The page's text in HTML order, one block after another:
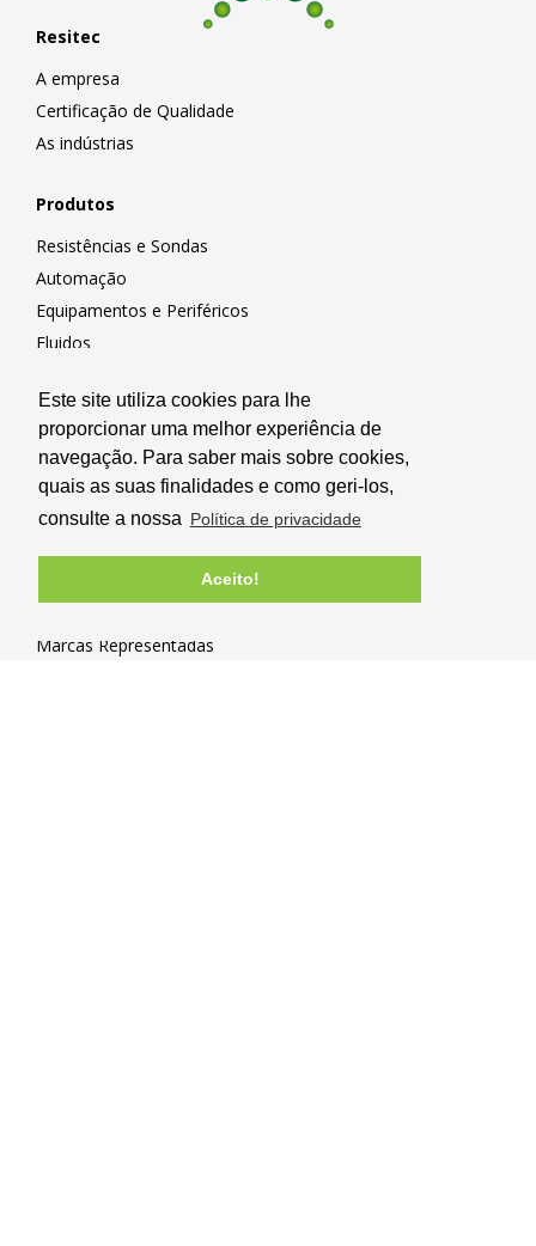
Este site utiliza cookies para lhe
proporcionar uma melhor experiência de
navegação. Para saber mais sobre cookies,
quais as suas finalidades e como geri-los,
consulte a nossa Política de privacidade
Aceito!
Resitec
A empresa
Certificação de Qualidade
As indústrias
Produtos
Resistências e Sondas
Automação
Equipamentos e Periféricos
Fluidos
Novidades e Promoções
Promoções
Serviços de Manutenção
Marcas
Marcas Representadas